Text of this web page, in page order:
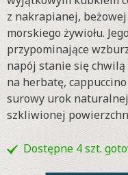
z nakrapianej,
morskiego żywiołu.
przypominające
napój stanie się
na herbatę,
surowy urok
szkliwionej
Dostępne 4 szt.